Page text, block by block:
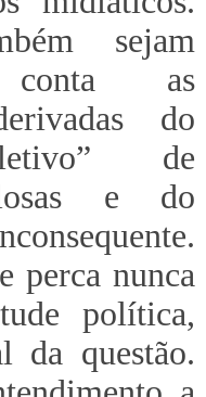
sejam
as
do
de
e do
perca nunca
política,
da questão.